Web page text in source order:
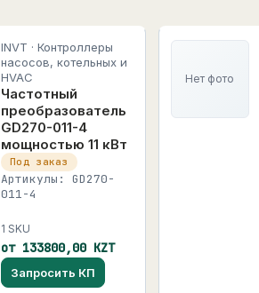
INVT · Контроллеры
насосов, котельных и
HVAC
Частотный
преобразователь
GD270-011-4
мощностью 11 кВт
Под заказ
Артикулы: GD270-
011-4
1 SKU
от 133800,00 KZT
Запросить КП
Нет фото